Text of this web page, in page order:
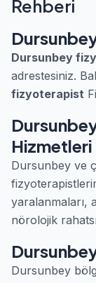
Rehberi
Dursunbey
adrestesiniz.
fizyoterapist
Hizmetleri
Dursunbey ve
yaralanmaları,
nörolojik
Dursunbey